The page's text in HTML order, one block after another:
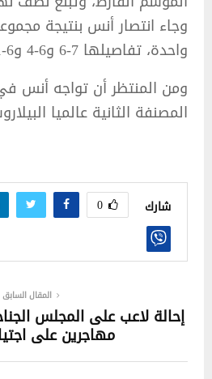
وجاء انتصار أنس بنتيجة
واحدة، تفاصيلها 7-6 و6-4 و6-1.
ومن المنتظر أن تواجه أنس
المصنفة الثانية عالميا
شارك 0
المقال السابق
إحالة لاعب على المجلس
مهاجرين على